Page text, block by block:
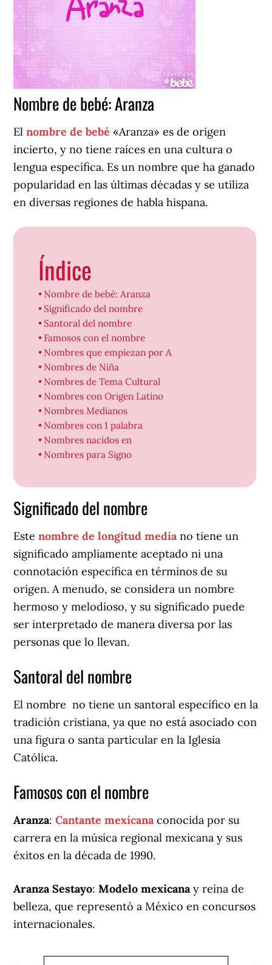
Nombre de bebé: Aranza
Elnombre de bebé «Aranza» es de origen
incierto, y no tiene raíces en una cultura o
lengua específica. Es un nombre que ha ganado
popularidad en las últimas décadas y se utiliza
en diversas regiones de habla hispana.
Índice
Nombre de bebé: Aranza
Significado del nombre
Santoral del nombre
Famosos con el nombre
Nombres que empiezan por A
Nombres de Niña
Nombres de Tema Cultural
Nombres con Origen Latino
Nombres Medianos
Nombres con 1 palabra
Nombres nacidos en
Nombres para Signo
Significado del nombre
Estenombre de longitud mediano tiene un
significado ampliamente aceptado ni una
connotación específica en términos de su
origen. A menudo, se considera un nombre
hermoso y melodioso, y su significado puede
ser interpretado de manera diversa por las
personas que lo llevan.
Santoral del nombre
El nombre no tiene un santoral específico en la
tradición cristiana, ya que no está asociado con
una figura o santa particular en la Iglesia
Católica.
Famosos con el nombre
Aranza:Cantante mexicanaconocida por su
carrera en la música regional mexicana y sus
éxitos en la década de 1990.
Aranza Sestayo:Modelo mexicanay reina de
belleza, que representó a México en concursos
internacionales.